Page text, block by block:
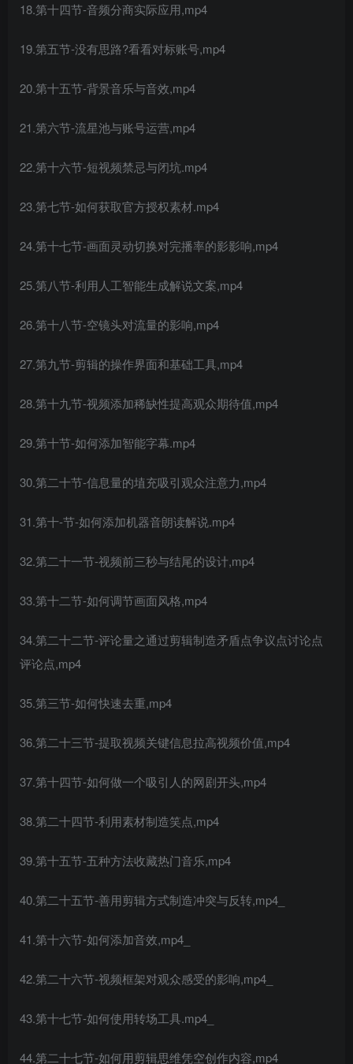
18.第十四节-音频分商实际应用,mp4
19.第五节-没有思路?看看对标账号,mp4
20.第十五节-背景音乐与音效,mp4
21.第六节-流星池与账号运营,mp4
22.第十六节-短视频禁忌与闭坑.mp4
23.第七节-如何获取官方授权素材.mp4
24.第十七节-画面灵动切换对完播率的影影响,mp4
25.第八节-利用人工智能生成解说文案,mp4
26.第十八节-空镜头对流量的影响,mp4
27.第九节-剪辑的操作界面和基础工具,mp4
28.第十九节-视频添加稀缺性提高观众期待值,mp4
29.第十节-如何添加智能字幕.mp4
30.第二十节-信息量的埴充吸引观众注意力,mp4
31.第十-节-如何添加机器音朗读解说.mp4
32.第二十一节-视频前三秒与结尾的设计,mp4
33.第十二节-如何调节画面风格,mp4
34.第二十二节-评论量之通过剪辑制造矛盾点争议点讨论点
评论点,mp4
35.第三节-如何快速去重,mp4
36.第二十三节-提取视频关键信息拉高视频价值,mp4
37.第十四节-如何做一个吸引人的网剧开头,mp4
38.第二十四节-利用素材制造笑点,mp4
39.第十五节-五种方法收藏热门音乐,mp4
40.第二十五节-善用剪辑方式制造冲突与反转,mp4_
41.第十六节-如何添加音效,mp4_
42.第二十六节-视频框架对观众感受的影响,mp4_
43.第十七节-如何使用转场工具.mp4_
44.第二十七节-如何用剪辑思维凭空创作内容,mp4_